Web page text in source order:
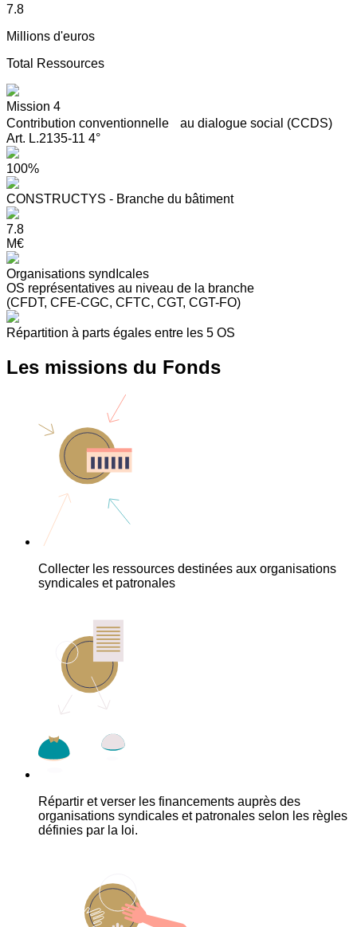
7.8
Millions d'euros
Total Ressources
Mission 4
Contribution conventionnelle au dialogue social (CCDS)
Art. L.2135-11 4°
100%
CONSTRUCTYS - Branche du bâtiment
7.8
M€
Organisations syndIcales
OS représentatives au niveau de la branche
(CFDT, CFE-CGC, CFTC, CGT, CGT-FO)
Répartition à parts égales entre les 5 OS
Les missions du Fonds
Collecter les ressources destinées aux organisations
syndicales et patronales
Répartir et verser les financements auprès des
organisations syndicales et patronales selon les règles
définies par la loi.